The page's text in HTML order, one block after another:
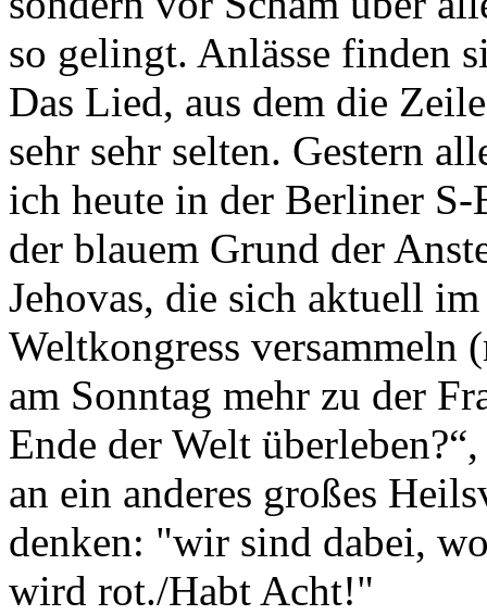
so gelingt. Anlässe finden
Das Lied, aus dem die
sehr sehr selten. Gestern
ich heute in der Berliner
der blauem Grund der
Jehovas, die sich aktuell
Weltkongress versammeln
am Sonntag mehr zu der
Ende der Welt
an ein anderes großes
denken: "wir sind dabei,
wird rot./Habt Acht!"